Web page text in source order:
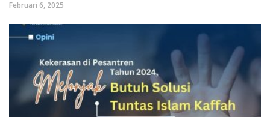
Februari 6, 2025